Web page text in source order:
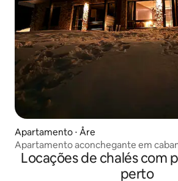
Apartamento ⋅ Åre
Apartamento aconchegante em
Tegefjäll/Åre
Locações de chalés com
perto